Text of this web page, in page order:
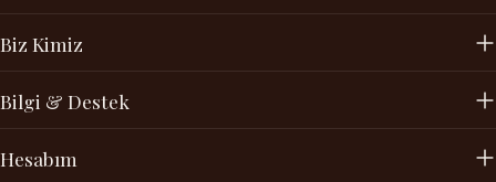
Biz Kimiz
Bilgi & Destek
Hesabım